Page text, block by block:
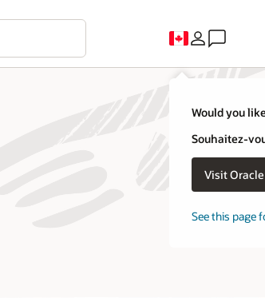
Would you
Souhaitez-
Visit
See this page